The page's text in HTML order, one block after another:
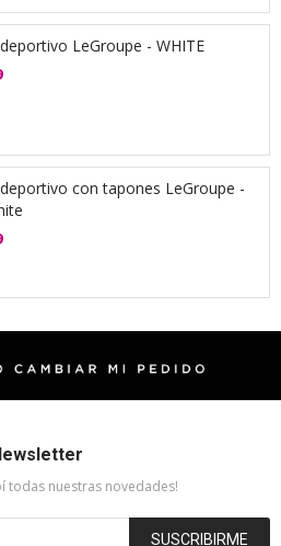
LeGroupe - WHITE
con tapones LeGroupe -
todas nuestras novedades!
SUSCRIBIRME